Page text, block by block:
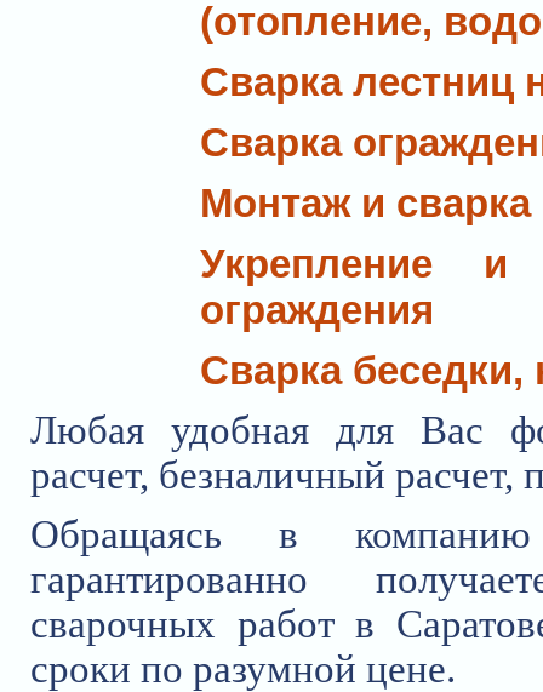
(отопление,
Сварка лестниц
Сварка
Монтаж и
Укрепление и
ограждения
Сварка
Любая удобная для Вас
расчет, безналичный расчет,
Обращаясь в
гарантированно
сварочных работ в
сроки по разумной цене.